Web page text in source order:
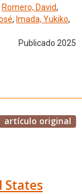
Romero, David,
, Imada, Yukiko,
Publicado 2025
artículo original
States